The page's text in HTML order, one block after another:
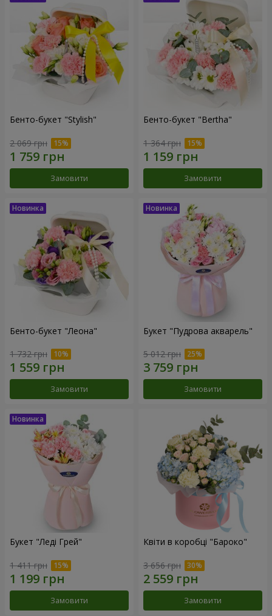
Бенто-букет "Stylish"
2 069 грн
Замовити
Бенто-букет "Bertha"
1 364 грн
Замовити
Бенто-букет "Леона"
1 732 грн
Замовити
Букет "Пудрова акварель"
5 012 грн
Замовити
Букет "Леді Грей"
1 411 грн
Замовити
Квіти в коробці "Бароко"
3 656 грн
Замовити